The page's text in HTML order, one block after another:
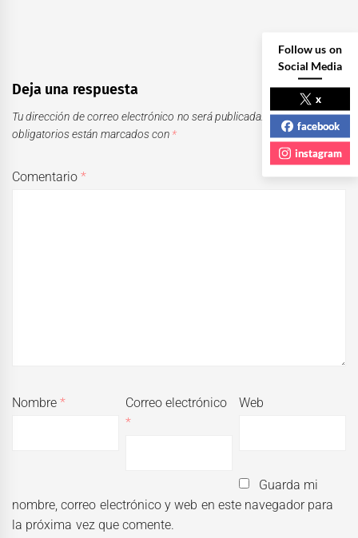
Deja una respuesta
Tu dirección de correo electrónico no será publicada.
Los campos
obligatorios están marcados con *
Comentario*
Nombre*
Correo electrónico
*
Web
Guarda mi
nombre, correo electrónico y web en este navegador para
la próxima vez que comente.
Follow us on
Social Media
x
facebook
instagram